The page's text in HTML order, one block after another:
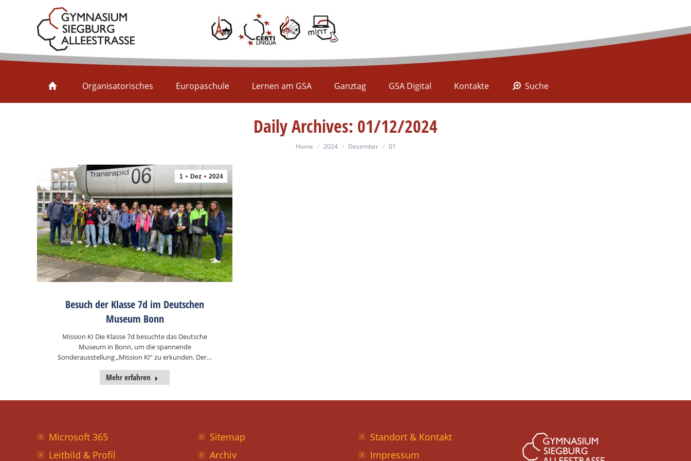
Organisatorisches Europaschule Lernen am GSA Ganztag GSA Digital Kontakte Suche
Daily Archives: 01/12/2024
You are here:
Home 2024 Dezember 01
1 Dez 2024
Besuch der Klasse 7d im Deutschen
Museum Bonn
Mission KI Die Klasse 7d besuchte das Deutsche
Museum in Bonn, um die spannende
Sonderausstellung „Mission KI“ zu erkunden. Der…
Mehr erfahren
Microsoft 365
Leitbild & Profil
Sitemap
Archiv
Standort & Kontakt
Impressum
Europaschule Lernen am GSA